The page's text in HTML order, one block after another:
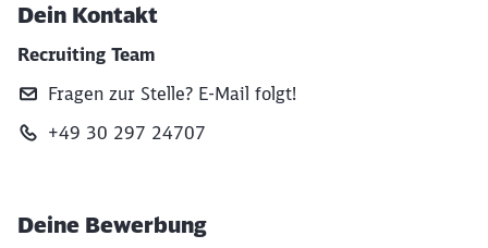
Dein Kontakt
Recruiting Team
Fragen zur Stelle? E‑Mail folgt!
+49 30 297 24707
Deine Bewerbung